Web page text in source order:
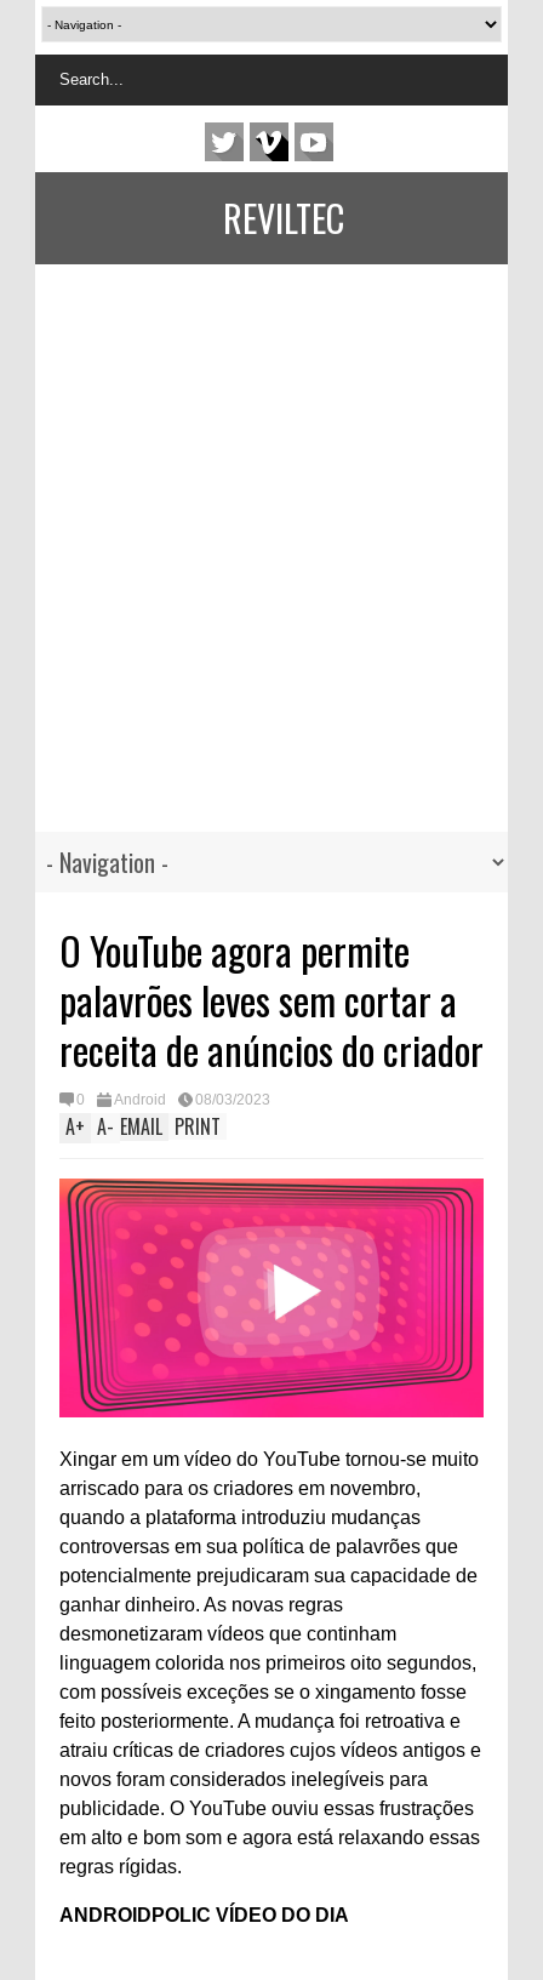
REVILTEC
O YouTube agora permite
palavrões leves sem cortar a
receita de anúncios do criador
0 Android 08/03/2023
A+ A- EMAIL PRINT
Xingar em um vídeo do YouTube tornou-se muito
arriscado para os criadores em novembro,
quando a plataforma introduziu mudanças
controversas em sua política de palavrões que
potencialmente prejudicaram sua capacidade de
ganhar dinheiro. As novas regras
desmonetizaram vídeos que continham
linguagem colorida nos primeiros oito segundos,
com possíveis exceções se o xingamento fosse
feito posteriormente. A mudança foi retroativa e
atraiu críticas de criadores cujos vídeos antigos e
novos foram considerados inelegíveis para
publicidade. O YouTube ouviu essas frustrações
em alto e bom som e agora está relaxando essas
regras rígidas.
ANDROIDPOLIC VÍDEO DO DIA